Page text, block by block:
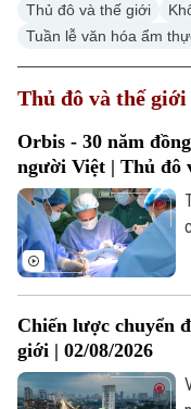
Thủ đô và thế giới
Tuần lễ văn hóa ẩm
Thủ đô và thế giới
Orbis - 30 năm
người Việt | Thủ đô
Chiến lược chuyển
giới | 02/08/2026